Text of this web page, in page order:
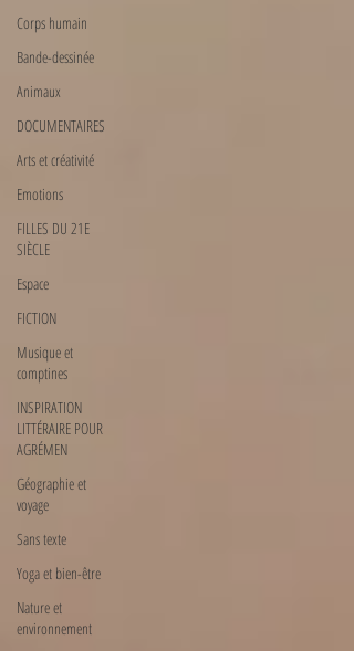
Corps humain
Bande-dessinée
Animaux
DOCUMENTAIRES
Arts et créativité
Emotions
FILLES DU 21E
SIÈCLE
Espace
FICTION
Musique et
comptines
INSPIRATION
LITTÉRAIRE POUR
AGRÉMEN
Géographie et
voyage
Sans texte
Yoga et bien-être
Nature et
environnement